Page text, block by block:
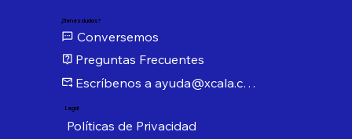
¿Tienes dudas?
Conversemos
Preguntas Frecuentes
Escríbenos a ayuda@xcala.com
Legal
Políticas de Privacidad